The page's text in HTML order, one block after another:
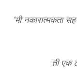
“मी नकारात्मकता
“ती एक